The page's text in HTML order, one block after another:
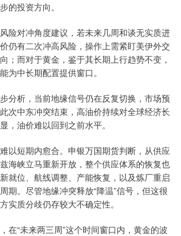
的投资方向。
对冲角度建议，若未来几周和谈无实质进
仍有二次冲高风险，操作上需紧盯美伊外交
；而对于黄金，鉴于其长期上行趋势不变，
为中长期配置提供窗口。
析，当前地缘信号仍在反复切换，市场预
次中东冲突结束，高油价持续对全球经济长
，油价难以回到之前水平。
短期内愈合。申银万国期货判断，从供应
海峡立马重新开放，整个供应体系的恢复也
就位、航线调整、产能恢复，以及炼厂重启
期。尽管地缘冲突释放“降温”信号，但这很
实质分歧仍存较大不确定性。
“未来两三周”这个时间窗口内，黄金的波